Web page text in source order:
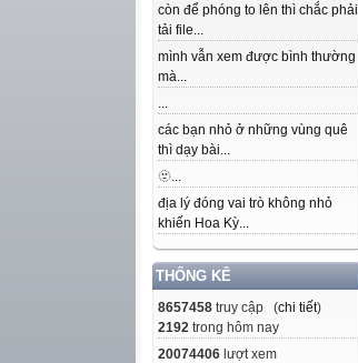
còn để phóng to lên thì chắc phải
tải file...
mình vẫn xem được bình thường
mà...
...
các bạn nhỏ ở những vùng quê
thì dạy bài...
🫥...
địa lý đóng vai trò không nhỏ
khiến Hoa Kỳ...
THỐNG KÊ
8657458 truy cập (chi tiết)
2192 trong hôm nay
20074406 lượt xem